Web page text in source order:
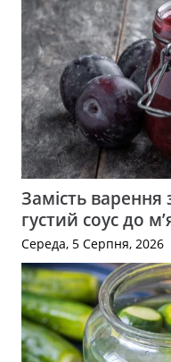
Замість
густий соус до
Середа, 5 Серпня, 2026